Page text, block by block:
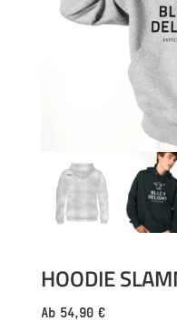
HOODIE
Ab 54,90 €